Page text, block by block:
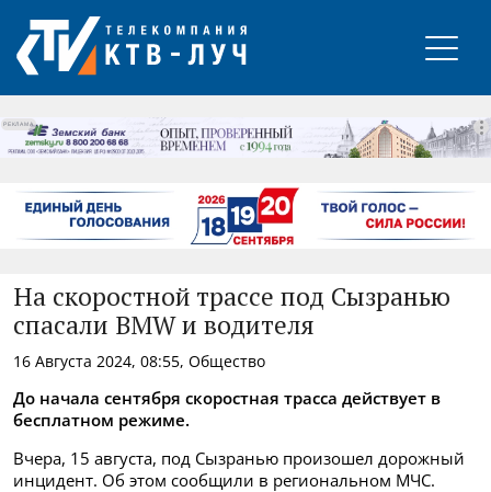
РЕКЛАМА
На скоростной трассе под Сызранью
спасали BMW и водителя
16 Августа 2024, 08:55, Общество
До начала сентября скоростная трасса действует в
бесплатном режиме.
Вчера, 15 августа, под Сызранью произошел дорожный
инцидент. Об этом сообщили в региональном МЧС.